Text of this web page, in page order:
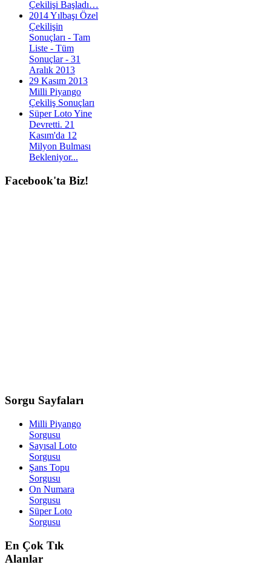
Çekilişi Başladı…
2014 Yılbaşı Özel
Çekilişin
Sonuçları - Tam
Liste - Tüm
Sonuçlar - 31
Aralık 2013
29 Kasım 2013
Milli Piyango
Çekiliş Sonuçları
Süper Loto Yine
Devretti. 21
Kasım'da 12
Milyon Bulması
Bekleniyor...
Facebook'ta Biz!
Sorgu Sayfaları
Milli Piyango
Sorgusu
Sayısal Loto
Sorgusu
Şans Topu
Sorgusu
On Numara
Sorgusu
Süper Loto
Sorgusu
En Çok Tık
Alanlar